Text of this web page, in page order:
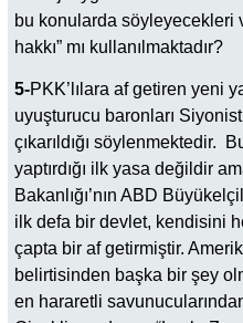
bu konularda söyleyecekleri
hakkı” mı kullanılmaktadır?
5-PKK’lılara af getiren yeni
uyuşturucu baronları
çıkarıldığı söylenmektedir.
yaptırdığı ilk yasa değildir
Bakanlığı’nın ABD
ilk defa bir devlet, kendisini
çapta bir af getirmiştir.
belirtisinden başka bir şey
en hararetli